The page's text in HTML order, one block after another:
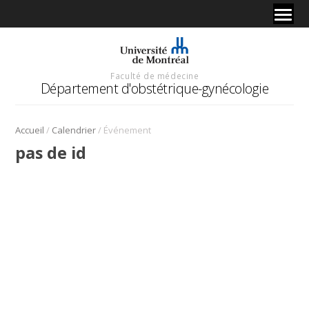
Faculté de médecine
Département d'obstétrique-gynécologie
Accueil / Calendrier/ Événement
pas de id